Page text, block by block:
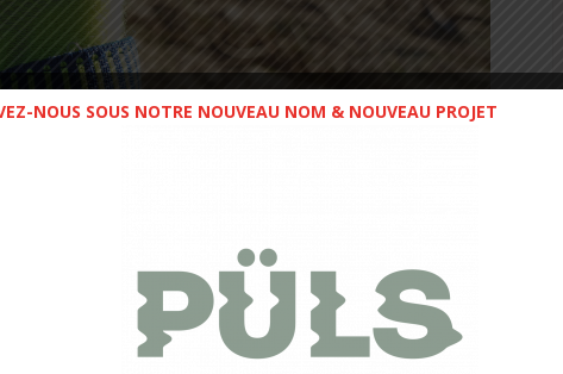
. Et à ce niveau, l’entreprise Troyenne ne chôme pas.
demandé au départ ce que
LCFpouvait apporter de plus.
s
e ressent dès la mise aux pieds de ces dernières. Quel
NOUS SOUS NOTRE NOUVEAU NOM & NOUVEAU PROJET